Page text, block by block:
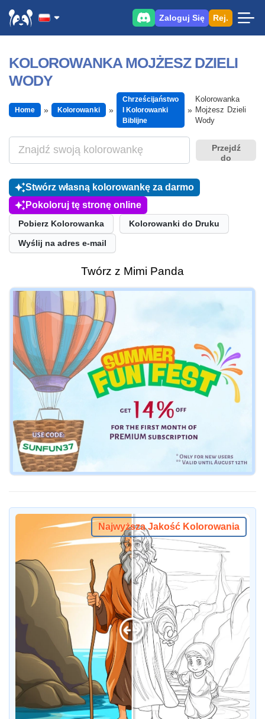
Zaloguj Się Rej.
KOLOROWANKA MOJŻESZ DZIELI
WODY
Home Kolorowanki
Chrześcijaństwo
I Kolorowanki
Biblijne
Kolorowanka
Mojżesz Dzieli
Wody
Przejdź
do
Stwórz własną kolorowankę za darmo
Pokoloruj tę stronę online
Pobierz Kolorowanka Kolorowanki do Druku
Wyślij na adres e-mail
Twórz z Mimi Panda
Najwyższa Jakość Kolorowania